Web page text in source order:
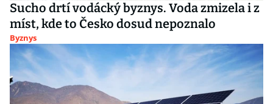
Sucho drtí vodácký byznys. Voda zmizela i z
míst, kde to Česko dosud nepoznalo
Byznys